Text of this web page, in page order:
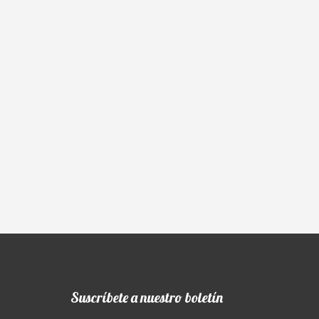
Suscríbete a nuestro boletín